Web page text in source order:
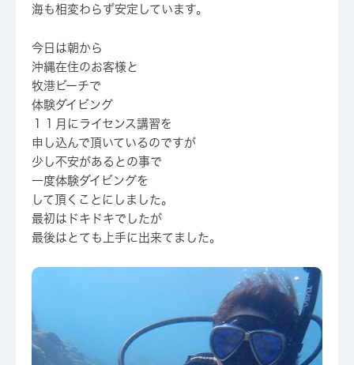
海も相変わらず安定しています。
今日は朝から
沖縄在住のお客様と
牧港ビーチで
体験ダイビング
１１月にライセンス講習を
申し込んで頂いているのですが
少し不安があるとの事で
一度体験ダイビングを
して頂くことにしました。
最初はドキドキでしたが
最後はとても上手に出来てました。